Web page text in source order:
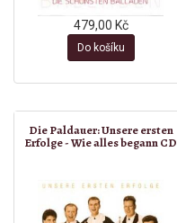
479,00 Kč
Do košíku
Die Paldauer: Unsere ersten
Erfolge - Wie alles begann CD